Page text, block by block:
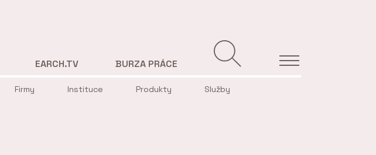
Firmy Instituce Produkty Služby
EARCH.TV BURZA PRÁCE